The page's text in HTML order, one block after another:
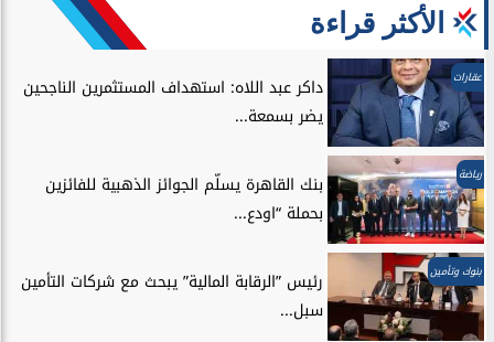
الأكثر قراءة
عقارات
داكر عبد اللاه: استهداف المستثمرين الناجحين
يضر بسمعة...
رياضة
بنك القاهرة يسلّم الجوائز الذهبية للفائزين
بحملة “اودع...
بنوك وتأمين
رئيس ”الرقابة المالية” يبحث مع شركات التأمين
سبل...